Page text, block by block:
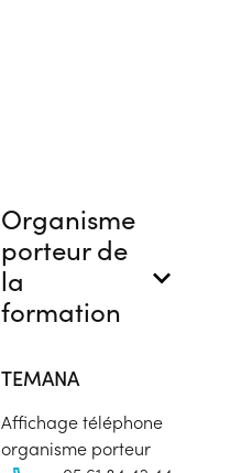
Organisme
porteur de
la
formation
TEMANA
Affichage téléphone
organisme porteur